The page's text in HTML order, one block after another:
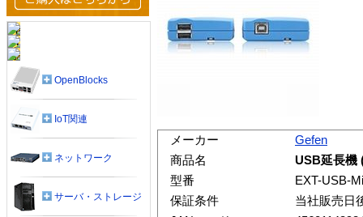
メーカー
Gefen
商品名
USB延長機
型番
EXT-USB-
保証条件
当社販売日
OpenBlocks
IoT関連
ネットワーク
サーバ・ストレージ